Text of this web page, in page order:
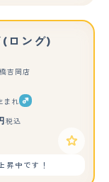
(ロング)
吉岡店
まれ
税込
昇中です！